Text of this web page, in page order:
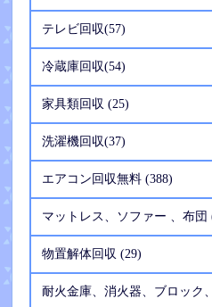
テレビ回収(57)
冷蔵庫回収(54)
家具類回収 (25)
洗濯機回収(37)
エアコン回収無料 (388)
マットレス、ソファー 、布団
物置解体回収 (29)
耐火金庫、消火器、ブロック